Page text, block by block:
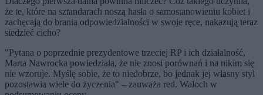
że te, które na sztandarach noszą hasła o samostanowieniu kobiet i
zachęcają do brania odpowiedzialności w swoje ręce, nakazują teraz
siedzieć cicho?
"Pytana o poprzednie prezydentowe trzeciej RP i ich działalność,
Marta Nawrocka powiedziała, że nie znosi porównań i na nikim się
nie wzoruje. Myślę sobie, że to niedobrze, bo jednak jej własny styl
pozostawia wiele do życzenia" – zauważa red. Waloch w